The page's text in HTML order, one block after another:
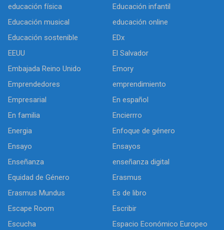
educación física
Educación infantil
Educación musical
educación online
Educación sostenible
EDx
EEUU
El Salvador
Embajada Reino Unido
Emory
Emprendedores
emprendimiento
Empresarial
En español
En familia
Encierrro
Energia
Enfoque de género
Ensayo
Ensayos
Enseñanza
enseñanza digital
Equidad de Género
Erasmus
Erasmus Mundus
Es de libro
Escape Room
Escribir
Escucha
Espacio Económico Europeo